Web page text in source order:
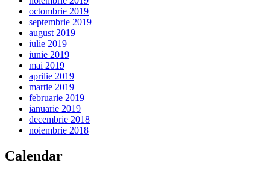
octombrie 2019
septembrie 2019
august 2019
iulie 2019
iunie 2019
mai 2019
aprilie 2019
martie 2019
februarie 2019
ianuarie 2019
decembrie 2018
noiembrie 2018
Calendar